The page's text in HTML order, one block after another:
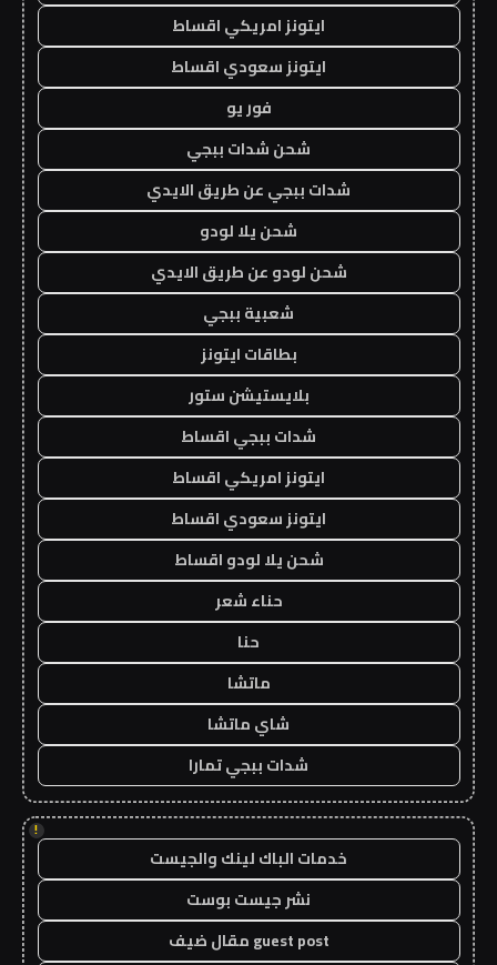
ايتونز امريكي اقساط
ايتونز سعودي اقساط
فور يو
شحن شدات ببجي
شدات ببجي عن طريق الايدي
شحن يلا لودو
شحن لودو عن طريق الايدي
شعبية ببجي
بطاقات ايتونز
بلايستيشن ستور
شدات ببجي اقساط
ايتونز امريكي اقساط
ايتونز سعودي اقساط
شحن يلا لودو اقساط
حناء شعر
حنا
ماتشا
شاي ماتشا
شدات ببجي تمارا
!
خدمات الباك لينك والجيست
نشر جيست بوست
guest post مقال ضيف